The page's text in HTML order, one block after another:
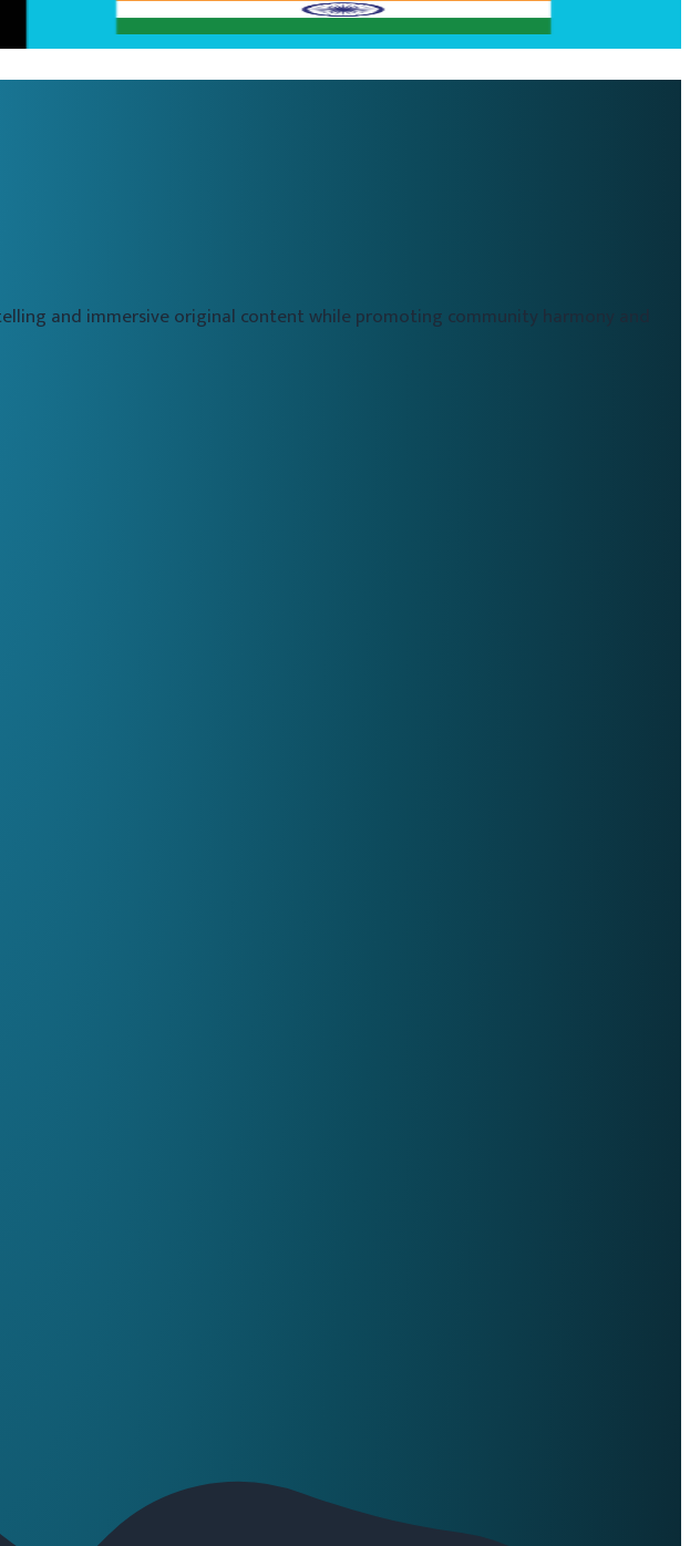
and immersive original content while promoting community harmony and